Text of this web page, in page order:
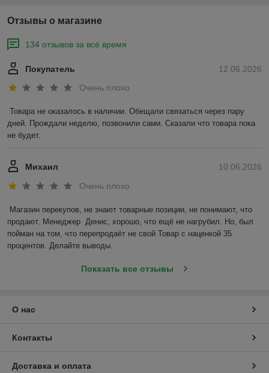
Отзывы о магазине
134 отзывов за всё время
12.06.2026
Покупатель
Очень плохо
Товара не оказалось в наличии. Обещали связаться через пару
дней. Прождали неделю, позвонили сами. Сказали что товара пока
не будет.
10.06.2026
Михаил
Очень плохо
Магазин перекупов, не знают товарные позиции, не понимают, что
продают. Менеджер  Денис, хорошо, что ещё не нагрубил. Но, был
пойман на том, что перепродаёт не свой Товар с наценкой 35
процентов. Делайте выводы.
Показать все отзывы
О нас
Контакты
Доставка и оплата